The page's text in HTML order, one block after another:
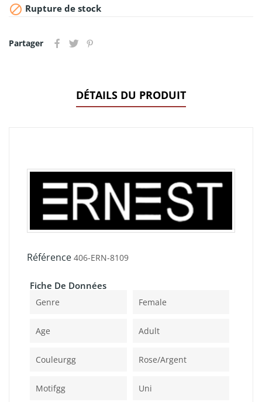
 Rupture de stock
Partager
DÉTAILS DU PRODUIT
Référence 406-ERN-8109
Fiche De Données
Genre Female
Age Adult
Couleurgg Rose/argent
Motifgg Uni